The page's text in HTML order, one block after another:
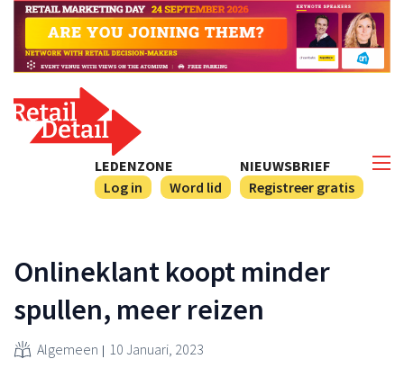
NIEUWSBRIEF
Registreer gratis
LEDENZONE
Log in
Word lid
Onlineklant koopt minder
spullen, meer reizen
Algemeen 10 Januari, 2023